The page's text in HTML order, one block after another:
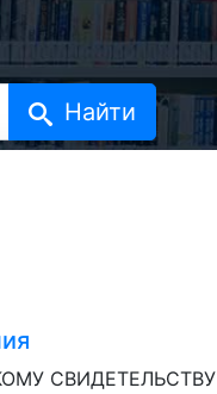
СВИДЕТЕЛЬСТВУ